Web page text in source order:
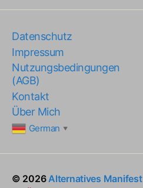
Datenschutz
Impressum
Nutzungsbedingungen
(AGB)
Kontakt
Über Mich
German ▼
© 2026 Alternatives Manifest